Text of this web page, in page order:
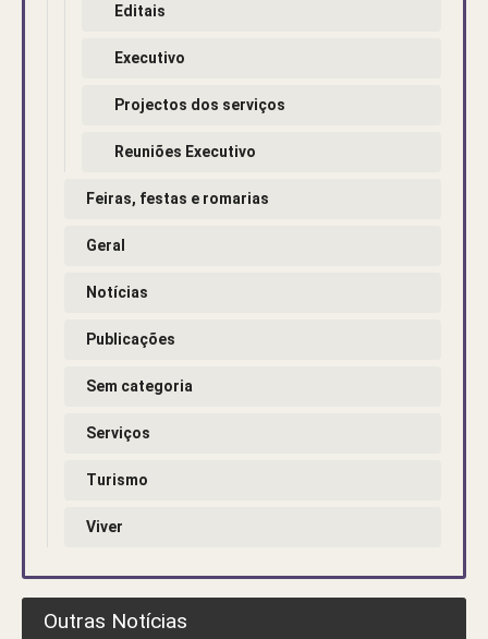
Editais
Executivo
Projectos dos serviços
Reuniões Executivo
Feiras, festas e romarias
Geral
Notícias
Publicações
Sem categoria
Serviços
Turismo
Viver
Outras Notícias